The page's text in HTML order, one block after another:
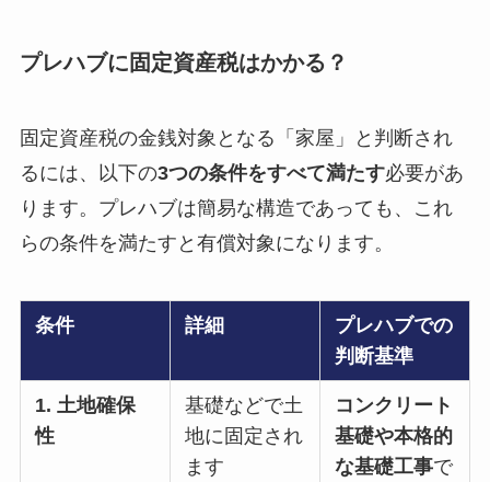
プレハブに固定資産税はかかる？
固定資産税の金銭対象となる「家屋」と判断され
るには、以下の3つの条件をすべて満たす必要があ
ります。プレハブは簡易な構造であっても、これ
らの条件を満たすと有償対象になります。
条件 詳細
プレハブでの
判断基準
1. 土地確保
性
基礎などで土
地に固定され
ます
コンクリート
基礎や本格的
な基礎工事で